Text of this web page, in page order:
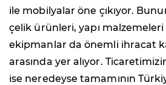
ile mobilyalar öne çıkıyor.
çelik ürünleri, yapı
ekipmanlar da önemli ihracat
arasında yer alıyor.
ise neredeyse tamamının